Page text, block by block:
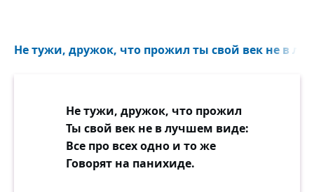
Не тужи, дружок, что прожил ты свой век не в
Не тужи, дружок, что прожил
Ты свой век не в лучшем виде:
Все про всех одно и то же
Говорят на панихиде.